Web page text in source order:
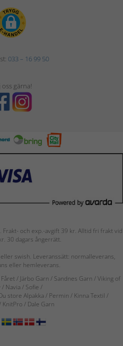
033 – 16 99 50
oss gärna!
och exp.-avgift 39 kr. Alltid fri frakt vid
30 dagars ångerrätt.
swish. Leveranssätt: normalleverans,
eller hemleverans.
/ Järbo Garn / Sandnes Garn / Viking of
/ Navia/ Sofie /
store Alpakka / Permin / Kinna Textil /
/ Dale Garn